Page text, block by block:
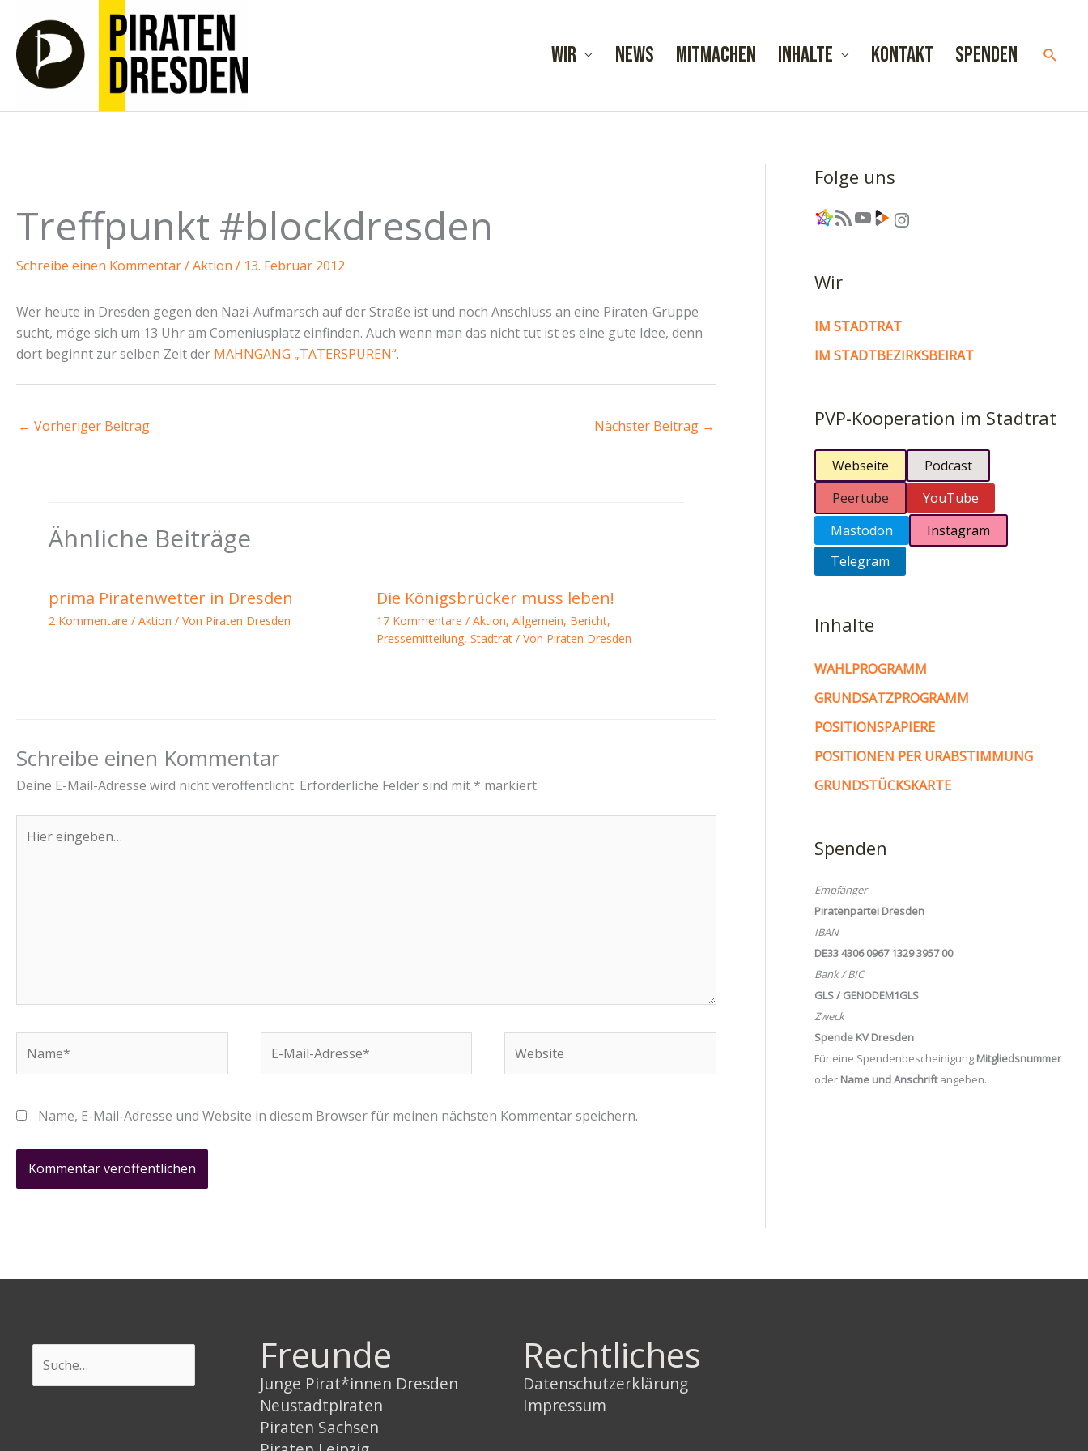
Inhalt
springen
Wir News Mitmachen Inhalte Kontakt Spenden
Treffpunkt #blockdresden
Schreibe einen Kommentar/Aktion / 13. Februar 2012
Wer heute in Dresden gegen den Nazi-Aufmarsch auf der Straße ist und noch Anschluss an eine Piraten-Gruppe
sucht, möge sich um 13 Uhr am Comeniusplatz einfinden. Auch wenn man das nicht tut ist es eine gute Idee, denn
dort beginnt zur selben Zeit der MAHNGANG „TÄTERSPUREN“.
← Vorheriger Beitrag Nächster Beitrag →
Ähnliche Beiträge
prima Piratenwetter in Dresden
2 Kommentare / Aktion / Von Piraten Dresden
Die Königsbrücker muss leben!
17 Kommentare / Aktion, Allgemein, Bericht,
Pressemitteilung, Stadtrat/ Von Piraten Dresden
Schreibe einen Kommentar
Deine E-Mail-Adresse wird nicht veröffentlicht. Erforderliche Felder sind mit * markiert
eingeben…
Mail-
Name, E-Mail-Adresse und Website in diesem Browser für meinen nächsten Kommentar speichern.
Folge uns
Link RSS-Feed YouTube Link Instagram
Wir
IM STADTRAT
IM STADTBEZIRKSBEIRAT
PVP-Kooperation im Stadtrat
Webseite
Podcast
Peertube
YouTube
Mastodon
Instagram
Telegram
Inhalte
WAHLPROGRAMM
GRUNDSATZPROGRAMM
POSITIONSPAPIERE
POSITIONEN PER URABSTIMMUNG
GRUNDSTÜCKSKARTE
Spenden
Empfänger
Piratenpartei Dresden
IBAN
DE33 4306 0967 1329 3957 00
Bank / BIC
GLS / GENODEM1GLS
Zweck
Spende KV Dresden
Für eine Spendenbescheinigung Mitgliedsnummer
oder Name und Anschriftangeben.
Freunde
Junge Pirat*innen Dresden
Neustadtpiraten
Piraten Sachsen
Rechtliches
Datenschutzerklärung
Impressum